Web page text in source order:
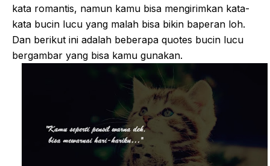
kata romantis, namun kamu bisa mengirimkan kata-
kata bucin lucu yang malah bisa bikin baperan loh.
Dan berikut ini adalah beberapa quotes bucin lucu
bergambar yang bisa kamu gunakan.